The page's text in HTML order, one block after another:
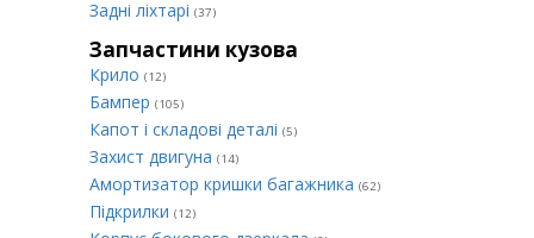
Задні ліхтарі (37)
Запчастини кузова
Крило (12)
Бампер (105)
Капот і складові деталі (5)
Захист двигуна (14)
Амортизатор кришки багажника (62)
Підкрилки (12)